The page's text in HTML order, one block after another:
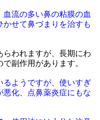
流の多い鼻の粘膜の血
せて鼻づまりを治すも
らわれますが、長期にわ
副作用があります。
るようですが、使いすぎ
悪化、点鼻薬炎症にもな